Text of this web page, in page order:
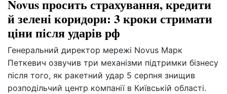
Novus просить страхування, кредити
й зелені коридори: 3 кроки стримати
ціни після ударів рф
Генеральний директор мережі Novus Марк
Петкевич озвучив три механізми підтримки бізнесу
після того, як ракетний удар 5 серпня знищив
розподільчий центр компанії в Київській області.